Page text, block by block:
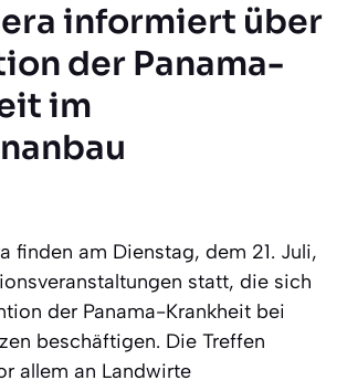
informiert über
der Panama-
im
finden am Dienstag, dem 21. Juli,
statt, die sich
der Panama-Krankheit bei
beschäftigen. Die Treffen
allem an Landwirte